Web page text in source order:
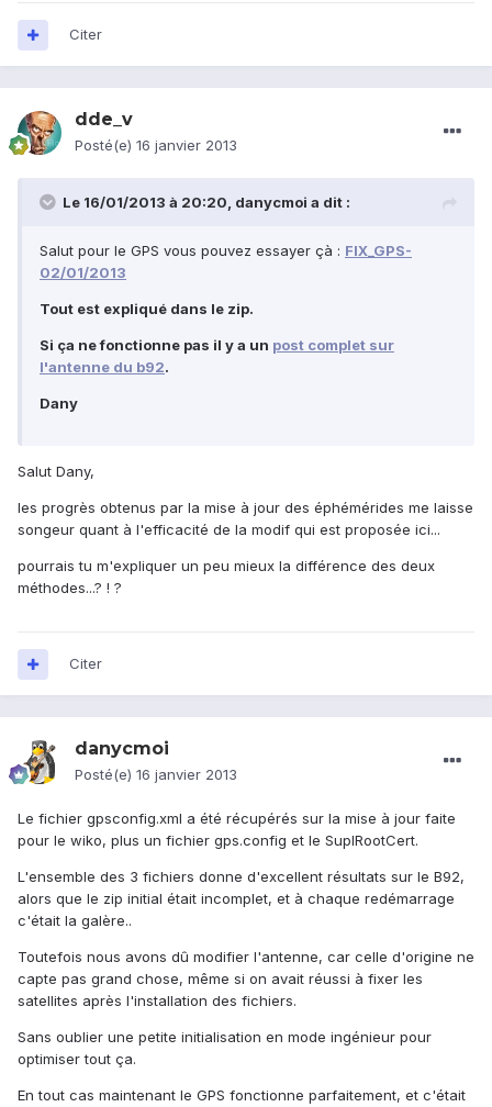
Citer
dde_v
Posté(e) 16 janvier 2013
Le 16/01/2013 à 20:20, danycmoi a dit :
Salut pour le GPS vous pouvez essayer çà : FIX_GPS-
02/01/2013
Tout est expliqué dans le zip.
Si ça ne fonctionne pas il y a un post complet sur
l'antenne du b92.
Dany
Salut Dany,
les progrès obtenus par la mise à jour des éphémérides me laisse
songeur quant à l'efficacité de la modif qui est proposée ici...
pourrais tu m'expliquer un peu mieux la différence des deux
méthodes...? ! ?
Citer
danycmoi
Posté(e) 16 janvier 2013
Le fichier gpsconfig.xml a été récupérés sur la mise à jour faite
pour le wiko, plus un fichier gps.config et le SuplRootCert.
L'ensemble des 3 fichiers donne d'excellent résultats sur le B92,
alors que le zip initial était incomplet, et à chaque redémarrage
c'était la galère..
Toutefois nous avons dû modifier l'antenne, car celle d'origine ne
capte pas grand chose, même si on avait réussi à fixer les
satellites après l'installation des fichiers.
Sans oublier une petite initialisation en mode ingénieur pour
optimiser tout ça.
En tout cas maintenant le GPS fonctionne parfaitement, et c'était